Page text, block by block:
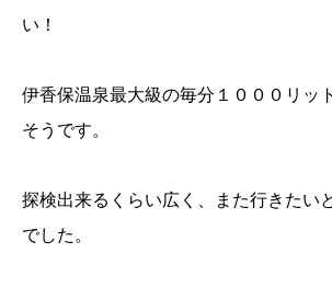
い！
伊香保温泉最大級の毎分１０００リッ
そうです。
探検出来るくらい広く、また行きたい
でした。